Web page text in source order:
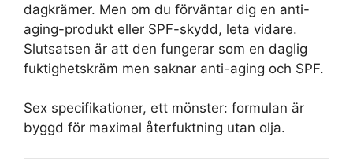
dagkrämer. Men om du förväntar dig en anti-
aging-produkt eller SPF-skydd, leta vidare.
Slutsatsen är att den fungerar som en daglig
fuktighetskräm men saknar anti-aging och SPF.
Sex specifikationer, ett mönster: formulan är
byggd för maximal återfuktning utan olja.